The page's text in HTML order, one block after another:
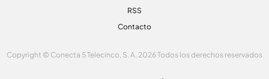
RSS
Contacto
Copyright © Conecta 5 Telecinco, S. A. 2026 Todos los derechos reservados